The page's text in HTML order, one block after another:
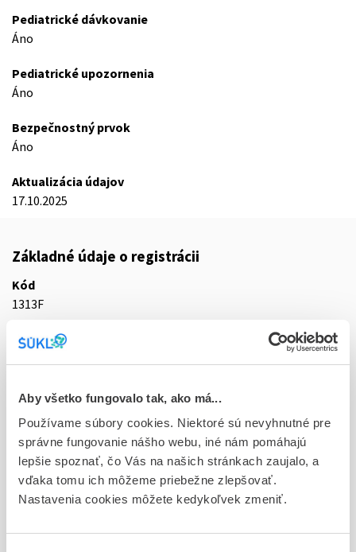
Aby všetko fungovalo tak, ako má...
Používame súbory cookies. Niektoré sú nevyhnutné pre
správne fungovanie nášho webu, iné nám pomáhajú
lepšie spoznať, čo Vás na našich stránkach zaujalo, a
vďaka tomu ich môžeme priebežne zlepšovať.
Nastavenia cookies môžete kedykoľvek zmeniť.
Pediatrické dávkovanie
Áno
Pediatrické upozornenia
Áno
Bezpečnostný prvok
Áno
Aktualizácia údajov
17.10.2025
Základné údaje o registrácii
Kód
1313F
Registračné číslo
Doplnok
Stav
R - Aktuálna registrácia
Typ registračnej procedúry